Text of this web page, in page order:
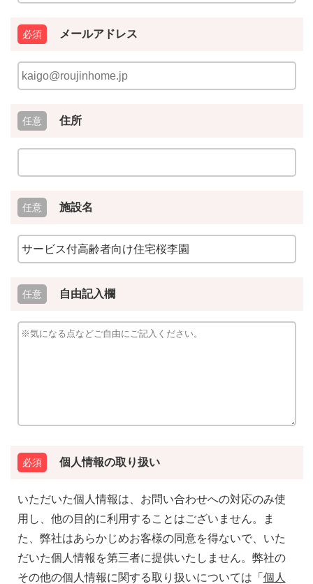
メールアドレス
住所
施設名
自由記入欄
個人情報の取り扱い
いただいた個人情報は、お問い合わせへの対応のみ使
用し、他の目的に利用することはございません。ま
た、弊社はあらかじめお客様の同意を得ないで、いた
だいた個人情報を第三者に提供いたしません。弊社の
その他の個人情報に関する取り扱いについては「 個人